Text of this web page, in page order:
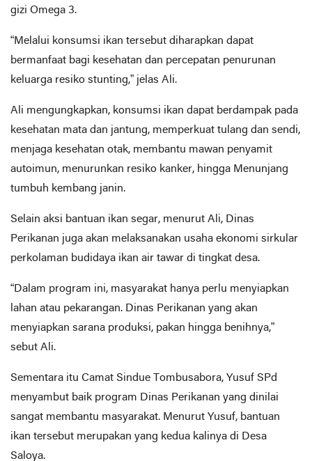
gizi Omega 3.
“Melalui konsumsi ikan tersebut diharapkan dapat
bermanfaat bagi kesehatan dan percepatan penurunan
keluarga resiko stunting,” jelas Ali.
Ali mengungkapkan, konsumsi ikan dapat berdampak pada
kesehatan mata dan jantung, memperkuat tulang dan sendi,
menjaga kesehatan otak, membantu mawan penyamit
autoimun, menurunkan resiko kanker, hingga Menunjang
tumbuh kembang janin.
Selain aksi bantuan ikan segar, menurut Ali, Dinas
Perikanan juga akan melaksanakan usaha ekonomi sirkular
perkolaman budidaya ikan air tawar di tingkat desa.
“Dalam program ini, masyarakat hanya perlu menyiapkan
lahan atau pekarangan. Dinas Perikanan yang akan
menyiapkan sarana produksi, pakan hingga benihnya,”
sebut Ali.
Sementara itu Camat Sindue Tombusabora, Yusuf SPd
menyambut baik program Dinas Perikanan yang dinilai
sangat membantu masyarakat. Menurut Yusuf, bantuan
ikan tersebut merupakan yang kedua kalinya di Desa
Saloya.